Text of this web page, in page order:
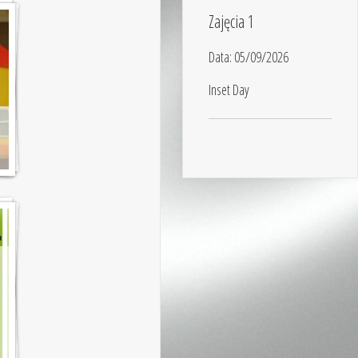
Zajęcia 1
Data: 05/09/2026
Inset Day